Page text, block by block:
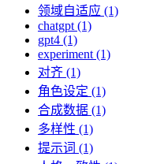
领域自适应 (1)
chatgpt (1)
gpt4 (1)
experiment (1)
对齐 (1)
角色设定 (1)
合成数据 (1)
多样性 (1)
提示词 (1)